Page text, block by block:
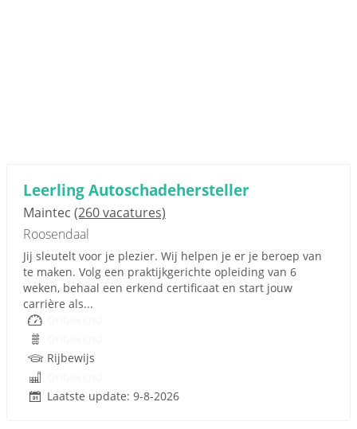
Leerling Autoschadehersteller
Maintec (260 vacatures)
Roosendaal
Jij sleutelt voor je plezier. Wij helpen je er je beroep van
te maken. Volg een praktijkgerichte opleiding van 6
weken, behaal een erkend certificaat en start jouw
carrière als...
Rijbewijs
Laatste update: 9-8-2026